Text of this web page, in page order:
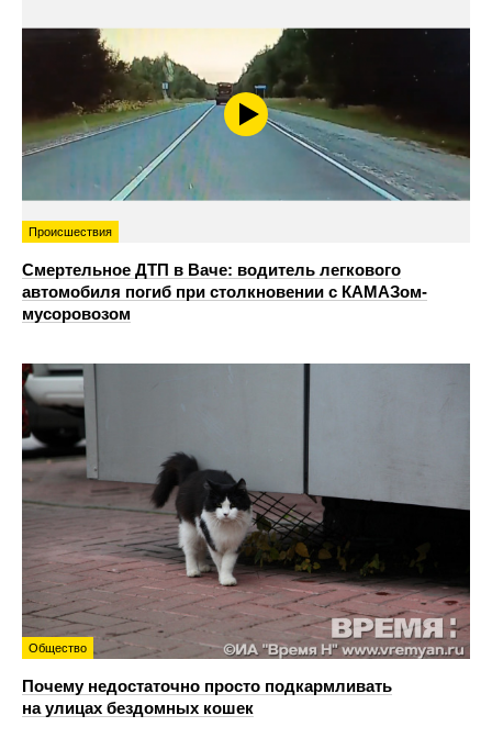
Происшествия
Смертельное ДТП в Ваче: водитель легкового
автомобиля погиб при столкновении с КАМАЗом-
мусоровозом
Общество
Почему недостаточно просто подкармливать
на улицах бездомных кошек